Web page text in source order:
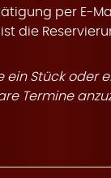
per E-
die
ein Stück oder
Termine